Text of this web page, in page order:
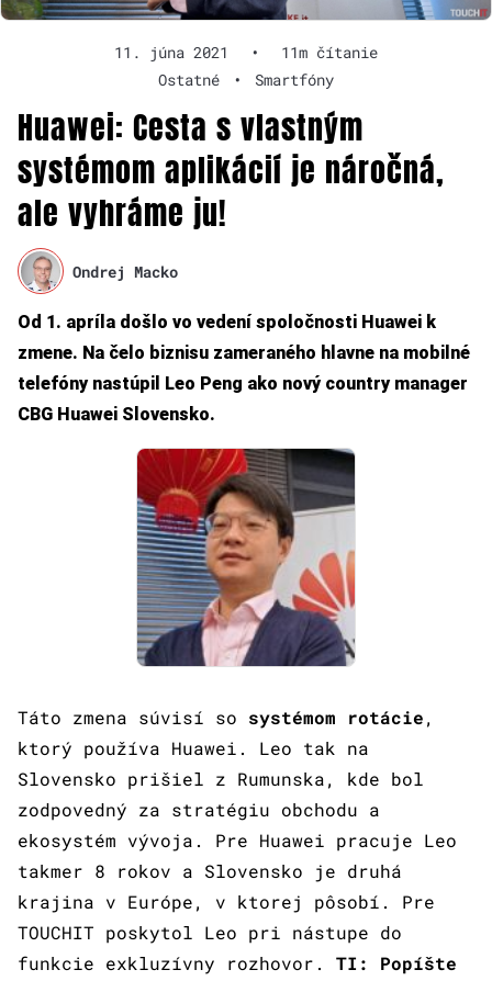
11. júna 2021 •
11m čítanie
Ostatné
• Smartfóny
Huawei: Cesta s vlastným
systémom aplikácií je náročná,
ale vyhráme ju!
Ondrej Macko
Od 1. apríla došlo vo vedení spoločnosti Huawei k
zmene. Na čelo biznisu zameraného hlavne na mobilné
telefóny nastúpil Leo Peng ako nový country manager
CBG Huawei Slovensko.
Táto zmena súvisí so systémom rotácie,
ktorý používa Huawei. Leo tak na
Slovensko prišiel z Rumunska, kde bol
zodpovedný za stratégiu obchodu a
ekosystém vývoja. Pre Huawei pracuje Leo
takmer 8 rokov a Slovensko je druhá
krajina v Európe, v ktorej pôsobí. Pre
TOUCHIT poskytol Leo pri nástupe do
funkcie exkluzívny rozhovor. TI: Popíšte